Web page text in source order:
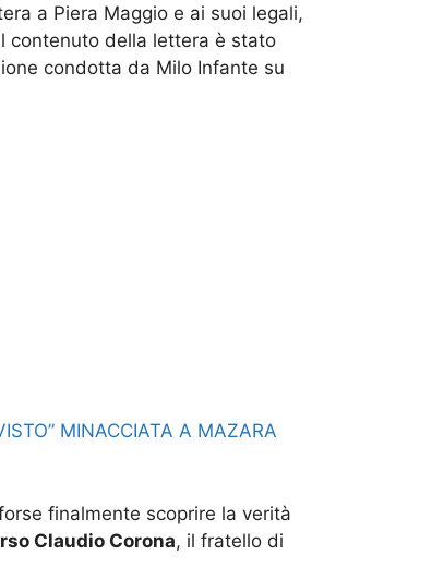
a Piera Maggio e ai suoi legali,
contenuto della lettera è stato
condotta da Milo Infante su
MINACCIATA A MAZARA
finalmente scoprire la verità
Claudio Corona, il fratello di